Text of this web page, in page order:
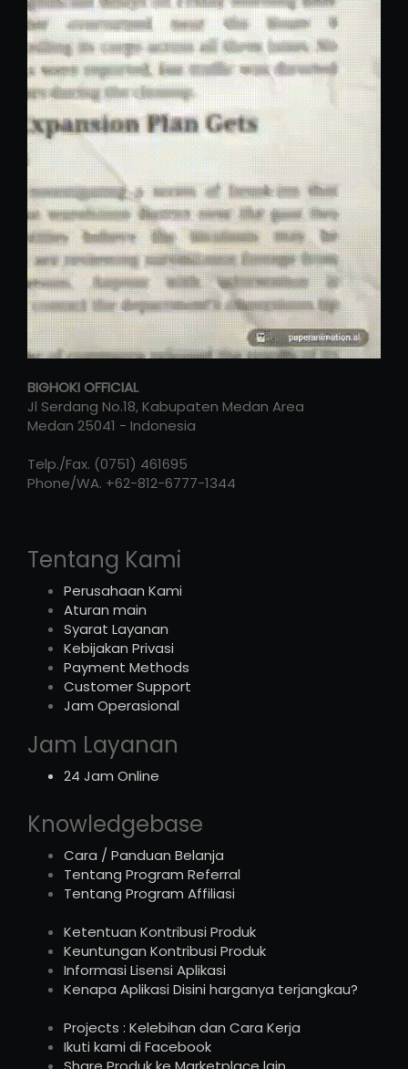
BIGHOKI OFFICIAL
Jl Serdang No.18, Kabupaten Medan Area
Medan 25041 - Indonesia
Telp./Fax. (0751) 461695
Phone/WA. +62-812-6777-1344
Tentang Kami
Perusahaan Kami
Aturan main
Syarat Layanan
Kebijakan Privasi
Payment Methods
Customer Support
Jam Operasional
Jam Layanan
24 Jam Online
Knowledgebase
Cara / Panduan Belanja
Tentang Program Referral
Tentang Program Affiliasi
Ketentuan Kontribusi Produk
Keuntungan Kontribusi Produk
Informasi Lisensi Aplikasi
Kenapa Aplikasi Disini harganya terjangkau?
Projects : Kelebihan dan Cara Kerja
Ikuti kami di Facebook